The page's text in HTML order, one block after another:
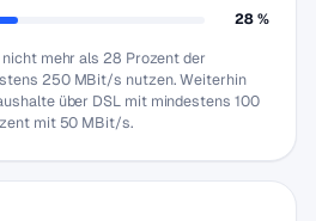
28 %
mehr als 28 Prozent der
250 MBit/s nutzen. Weiterhin
über DSL mit mindestens 100
mit 50 MBit/s.